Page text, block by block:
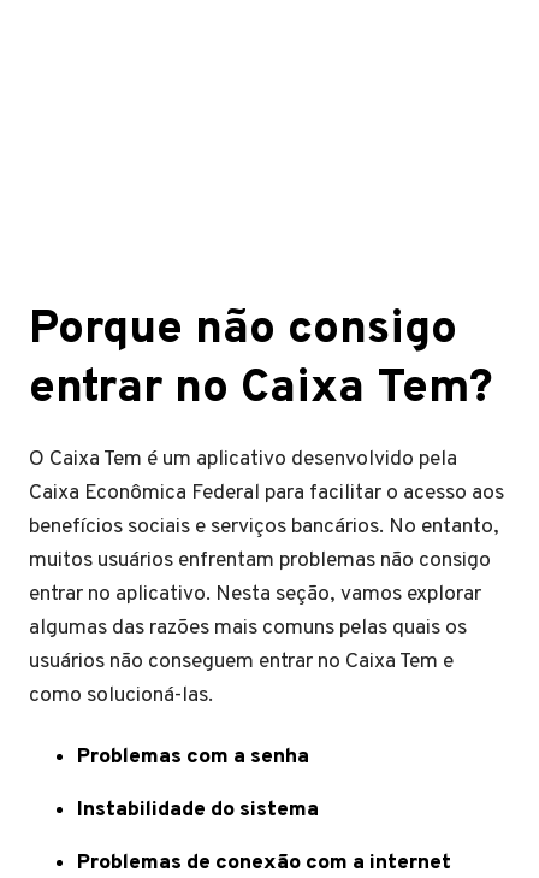
Porque não consigo
entrar no Caixa Tem?
O Caixa Tem é um aplicativo desenvolvido pela
Caixa Econômica Federal para facilitar o acesso aos
benefícios sociais e serviços bancários. No entanto,
muitos usuários enfrentam problemas não consigo
entrar no aplicativo. Nesta seção, vamos explorar
algumas das razões mais comuns pelas quais os
usuários não conseguem entrar no Caixa Tem e
como solucioná-las.
Problemas com a senha
Instabilidade do sistema
Problemas de conexão com a internet